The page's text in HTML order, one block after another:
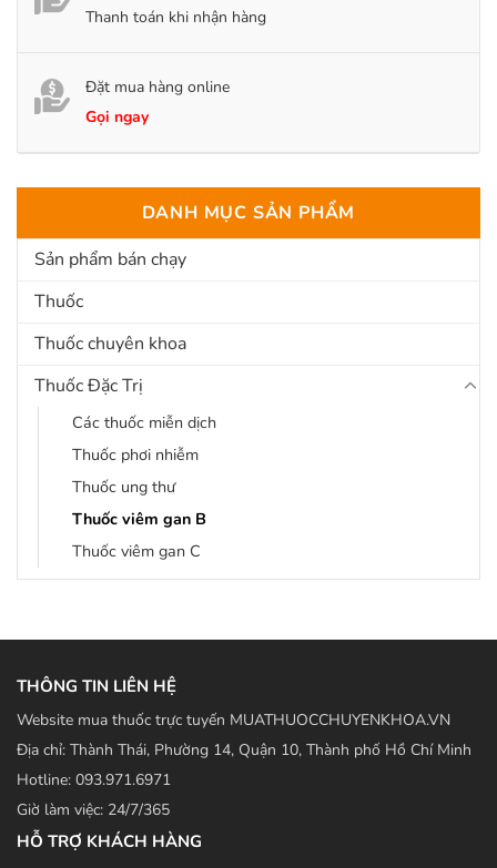
Thanh toán khi nhận hàng
Đặt mua hàng online
Gọi ngay
DANH MỤC SẢN PHẨM
Sản phẩm bán chạy
Thuốc
Thuốc chuyên khoa
Thuốc Đặc Trị
Các thuốc miễn dịch
Thuốc phơi nhiễm
Thuốc ung thư
Thuốc viêm gan B
Thuốc viêm gan C
THÔNG TIN LIÊN HỆ
Website mua thuốc trực tuyến MUATHUOCCHUYENKHOA.VN
Địa chỉ: Thành Thái, Phường 14, Quận 10, Thành phố Hồ Chí Minh
Hotline: 093.971.6971
Giờ làm việc: 24/7/365
HỖ TRỢ KHÁCH HÀNG